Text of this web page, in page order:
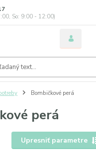
So: 9:00 - 12:00)
Bombičkové perá
perá
Upresniť parametre